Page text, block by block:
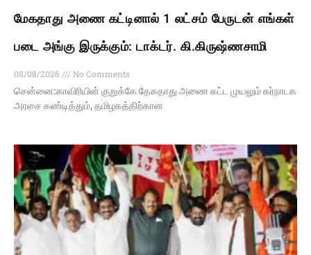
மேகதாது அணை கட்டினால் 1 லட்சம் பேருடன் எங்கள்
படை அங்கு இருக்கும்: டாக்டர். கி.கிருஷ்ணசாமி
08/08/2026
No Comments
சென்னை:காவிரியின் குறுக்கே தேகதாது அணை கட்ட முயலும் கர்நாடக
அரசை கண்டித்தும், தமிழகத்திற்கான